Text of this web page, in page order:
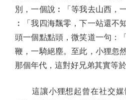
別，一個說︰「等我去山西，
︰「我四海飄零，下一站還不
頭一個點點頭，微笑道一句：
鞭，一騎絕塵。至此，小狸忽
那個年代，這對好兄弟其實等
這讓小狸想起曾在社交媒